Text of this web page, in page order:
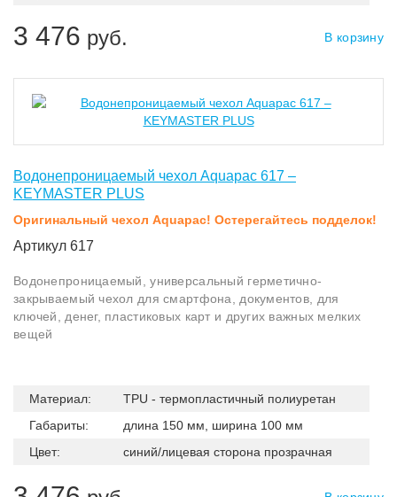
3 476 руб. В корзину
Водонепроницаемый чехол Aquapac 617 –
KEYMASTER PLUS
Оригинальный чехол Aquapac! Остерегайтесь подделок!
Артикул 617
Водонепроницаемый, универсальный герметично-
закрываемый чехол для смартфона, документов, для
ключей, денег, пластиковых карт и других важных мелких
вещей
Материал:
TPU - термопластичный полиуретан
Габариты:
длина 150 мм, ширина 100 мм
Цвет:
синий/лицевая сторона прозрачная